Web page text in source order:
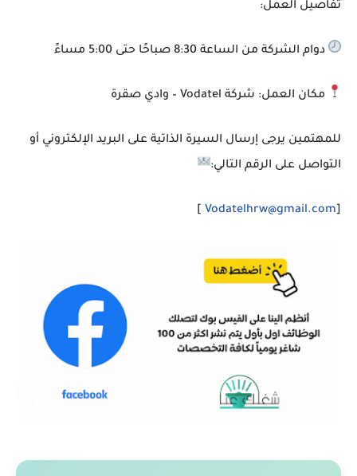
تفاصيل العمل:
دوام الشركة من الساعة 8:30 صباحًا حتى 5:00 مساءً
مكان العمل: شركة Vodatel – وادي صقرة
للمهتمين يرجى إرسال السيرة الذاتية على البريد الإلكتروني أو
التواصل على الرقم التالي:
[
Vodatelhrw@gmail.com
]